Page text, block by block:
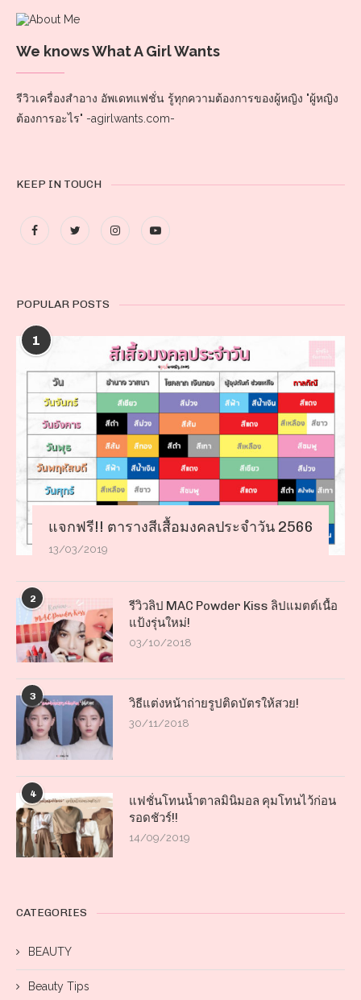
We knows What A Girl Wants
รีวิวเครื่องสำอาง อัพเดทแฟชั่น รู้ทุกความต้องการของผู้หญิง "ผู้หญิง
ต้องการอะไร" -agirlwants.com-
KEEP IN TOUCH
POPULAR POSTS
1
แจกฟรี!! ตารางสีเสื้อมงคลประจำวัน 2566
13/03/2019
2
รีวิวลิป MAC Powder Kiss ลิปแมตต์เนื้อ
แป้งรุ่นใหม่!
03/10/2018
3 วิธีแต่งหน้าถ่ายรูปติดบัตรให้สวย!
30/11/2018
4
แฟชั่นโทนน้ำตาลมินิมอล คุมโทนไว้ก่อน
รอดชัวร์!!
14/09/2019
CATEGORIES
BEAUTY
Beauty Tips